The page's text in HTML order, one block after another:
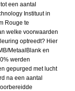
een aantal
Instituut in
Rouge te
welke voorwaarden
optreedt? Hier
MetaalBlank en
werden
gepurged met lucht
na een aantal